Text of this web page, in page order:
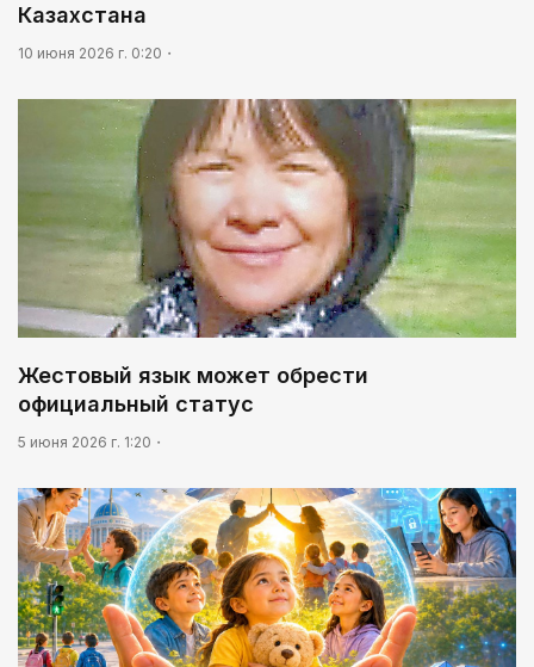
Казахстана
10 июня 2026 г. 0:20
Жестовый язык может обрести
официальный статус
5 июня 2026 г. 1:20